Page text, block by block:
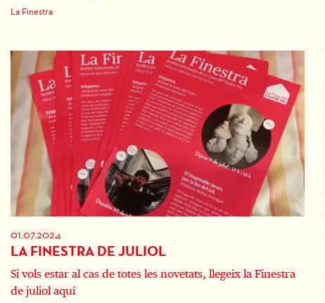
La Finestra
01.07.2024
LA FINESTRA DE JULIOL
Si vols estar al cas de totes les novetats, llegeix la Finestra
de juliol aquí